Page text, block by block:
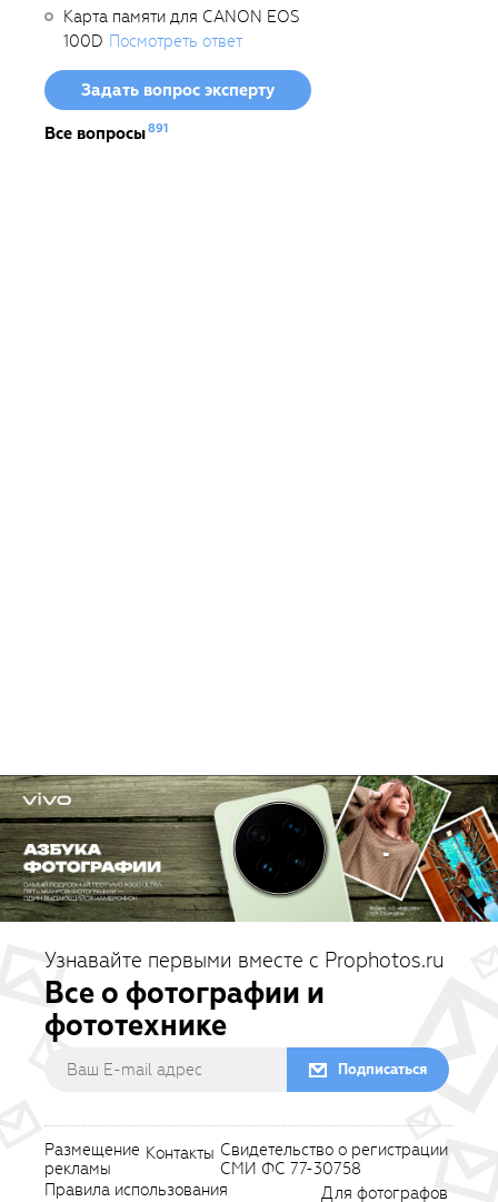
Карта памяти для CANON EOS
100D Посмотреть ответ
Задать вопрос эксперту
Все вопросы891
Узнавайте первыми вместе с Prophotos.ru
Все о фотографии и
фототехнике
Подписаться
Размещение
рекламы
Контакты Свидетельство о регистрации
СМИ ФС 77-30758
Правила использования
Для фотографов